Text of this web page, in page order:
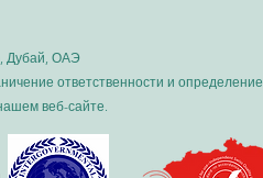
Дубай, ОАЭ
ответственности и определение
веб-сайте.